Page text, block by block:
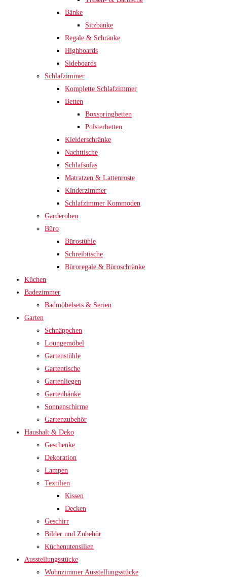
Bänke
Sitzbänke
Regale & Schränke
Highboards
Sideboards
Schlafzimmer
Komplette Schlafzimmer
Betten
Boxspringbetten
Polsterbetten
Kleiderschränke
Nachttische
Schlafsofas
Matratzen & Lattenroste
Kinderzimmer
Schlafzimmer Kommoden
Garderoben
Büro
Bürostühle
Schreibtische
Büroregale & Büroschränke
Küchen
Badezimmer
Badmöbelsets & Serien
Garten
Schnäppchen
Loungemöbel
Gartenstühle
Gartentische
Gartenliegen
Gartenbänke
Sonnenschirme
Gartenzubehör
Haushalt & Deko
Geschenke
Dekoration
Lampen
Textilien
Kissen
Decken
Geschirr
Bilder und Zubehör
Küchenutensilien
Ausstellungsstücke
Wohnzimmer Ausstellungsstücke